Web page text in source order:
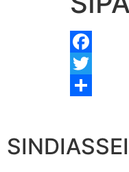
Facebook
Twitter